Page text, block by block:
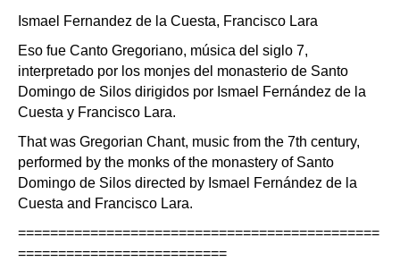
Ismael Fernandez de la Cuesta, Francisco Lara
Eso fue Canto Gregoriano, música del siglo 7,
interpretado por los monjes del monasterio de Santo
Domingo de Silos dirigidos por Ismael Fernández de la
Cuesta y Francisco Lara.
That was Gregorian Chant, music from the 7th century,
performed by the monks of the monastery of Santo
Domingo de Silos directed by Ismael Fernández de la
Cuesta and Francisco Lara.
=============================================
==========================